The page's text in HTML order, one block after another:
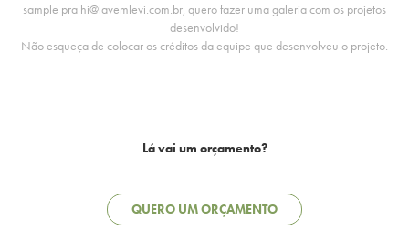
sample pra hi@lavemlevi.com.br, quero fazer uma galeria com os projetos
desenvolvido!
Não esqueça de colocar os créditos da equipe que desenvolveu o projeto.
Lá vai um orçamento?
QUERO UM ORÇAMENTO